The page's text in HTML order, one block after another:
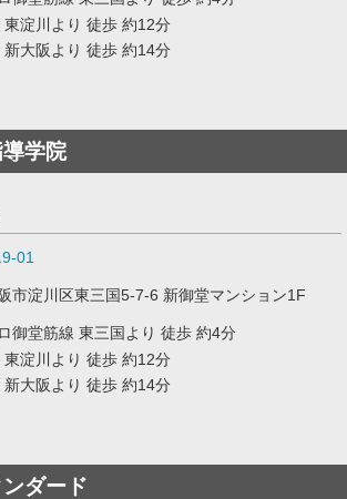
東淀川より 徒歩 約12分
新大阪より 徒歩 約14分
学院
01
市淀川区東三国5-7-6 新御堂マンション1F
御堂筋線 東三国より 徒歩 約4分
東淀川より 徒歩 約12分
新大阪より 徒歩 約14分
ダード